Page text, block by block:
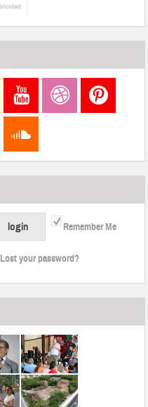
Remember Me
Lost your password?